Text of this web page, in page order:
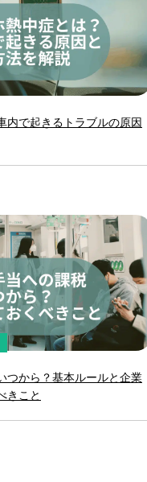
内で起きるトラブルの原因
つから？基本ルールと企業
きこと